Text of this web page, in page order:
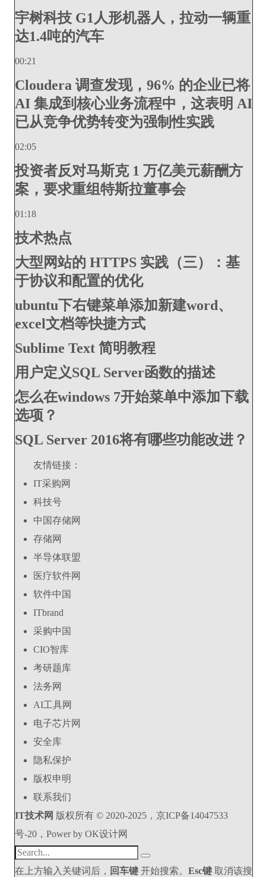
宇树科技 G1人形机器人，拉动一辆重
达1.4吨的汽车
00:21
Cloudera 调查发现，96% 的企业已将
AI 集成到核心业务流程中，这表明 AI
已从竞争优势转变为强制性实践
02:05
投资者反对马斯克 1 万亿美元薪酬方
案，要求重组特斯拉董事会
01:18
技术热点
大型网站的 HTTPS 实践（三）：基
于协议和配置的优化
ubuntu下右键菜单添加新建word、
excel文档等快捷方式
Sublime Text 简明教程
用户定义SQL Server函数的描述
怎么在windows 7开始菜单中添加下载
选项？
SQL Server 2016将有哪些功能改进？
友情链接：
IT采购网
科技号
中国存储网
存储网
半导体联盟
医疗软件网
软件中国
ITbrand
采购中国
CIO智库
考研题库
法务网
AI工具网
电子芯片网
安全库
隐私保护
版权申明
联系我们
IT技术网 版权所有 © 2020-2025，京ICP备14047533
号-20，Power by OK设计网
在上方输入关键词后， 回车键开始搜索。 Esc键取消该搜